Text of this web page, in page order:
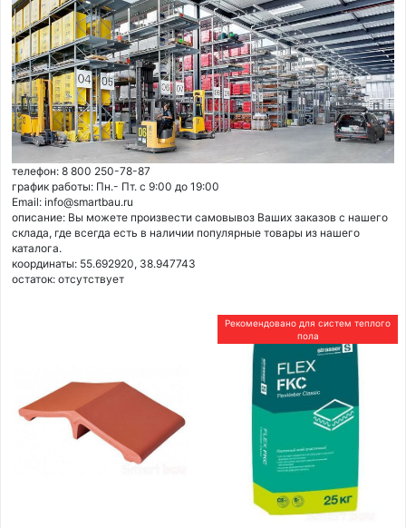
телефон: 8 800 250-78-87
график работы: Пн.- Пт. с 9:00 до 19:00
Email: info@smartbau.ru
описание: Вы можете произвести самовывоз Ваших заказов с нашего
склада, где всегда есть в наличии популярные товары из нашего
каталога.
координаты: 55.692920, 38.947743
остаток: отсутствует
Рекомендовано для систем теплого
пола